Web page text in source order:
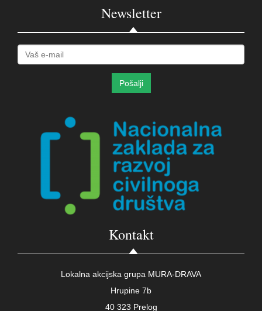
Newsletter
Kontakt
Lokalna akcijska grupa MURA-DRAVA
Hrupine 7b
40 323 Prelog